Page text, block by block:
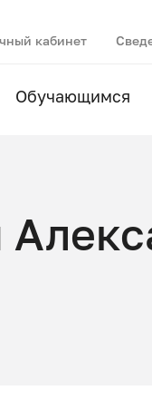
кабинет
Обучающимся